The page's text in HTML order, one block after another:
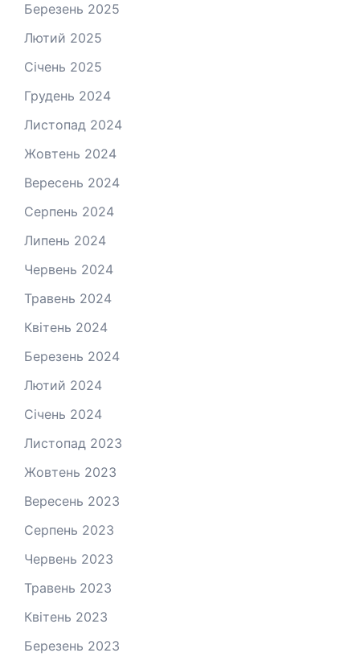
Березень 2025
Лютий 2025
Січень 2025
Грудень 2024
Листопад 2024
Жовтень 2024
Вересень 2024
Серпень 2024
Липень 2024
Червень 2024
Травень 2024
Квітень 2024
Березень 2024
Лютий 2024
Січень 2024
Листопад 2023
Жовтень 2023
Вересень 2023
Серпень 2023
Червень 2023
Травень 2023
Квітень 2023
Березень 2023